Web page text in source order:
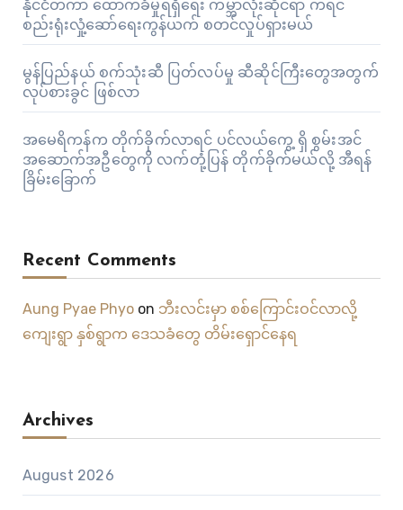
နိုင်ငံတကာ ထောက်ခံမှုရရှိရေး ကမ္ဘာလုံးဆိုင်ရာ ကရင်
စည်းရုံးလှုံ့ဆော်ရေးကွန်ယက် စတင်လှုပ်ရှားမယ်
မွန်ပြည်နယ် စက်သုံးဆီ ပြတ်လပ်မှု ဆီဆိုင်ကြီးတွေအတွက်
လုပ်စားခွင် ဖြစ်လာ
အမေရိကန်က တိုက်ခိုက်လာရင် ပင်လယ်ကွေ့ ရှိ စွမ်းအင်
အဆောက်အဦတွေကို လက်တုံ့ပြန် တိုက်ခိုက်မယ်လို့ အီရန်
ခြိမ်းခြောက်
Recent Comments
Aung Pyae Phyoon ဘီးလင်းမှာ စစ်ကြောင်းဝင်လာလို့
ကျေးရွာ နှစ်ရွာက ဒေသခံတွေ တိမ်းရှောင်နေရ
Archives
August 2026